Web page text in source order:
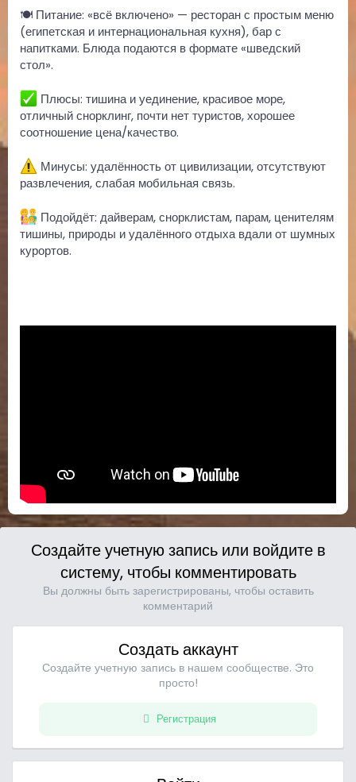
🍽 Питание: «всё включено» — ресторан с простым меню
(египетская и интернациональная кухня), бар с
напитками. Блюда подаются в формате «шведский
стол».
Плюсы: тишина и уединение, красивое море,
отличный снорклинг, почти нет туристов, хорошее
соотношение цена/качество.
Минусы: удалённость от цивилизации, отсутствуют
развлечения, слабая мобильная связь.
Подойдёт: дайверам, снорклистам, парам, ценителям
тишины, природы и удалённого отдыха вдали от шумных
курортов.
Создайте учетную запись или войдите в
систему, чтобы комментировать
Вы должны быть зарегистрированы, чтобы оставить
комментарий
Создать аккаунт
Создайте учетную запись в нашем сообществе. Это
просто!
Регистрация